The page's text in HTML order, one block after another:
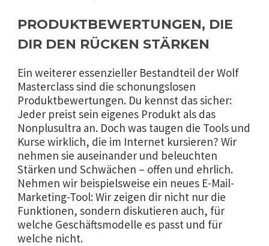
PRODUKTBEWERTUNGEN, DIE
DIR DEN RÜCKEN STÄRKEN
Ein weiterer essenzieller Bestandteil der Wolf
Masterclass sind die schonungslosen
Produktbewertungen. Du kennst das sicher:
Jeder preist sein eigenes Produkt als das
Nonplusultra an. Doch was taugen die Tools und
Kurse wirklich, die im Internet kursieren? Wir
nehmen sie auseinander und beleuchten
Stärken und Schwächen – offen und ehrlich.
Nehmen wir beispielsweise ein neues E-Mail-
Marketing-Tool: Wir zeigen dir nicht nur die
Funktionen, sondern diskutieren auch, für
welche Geschäftsmodelle es passt und für
welche nicht.